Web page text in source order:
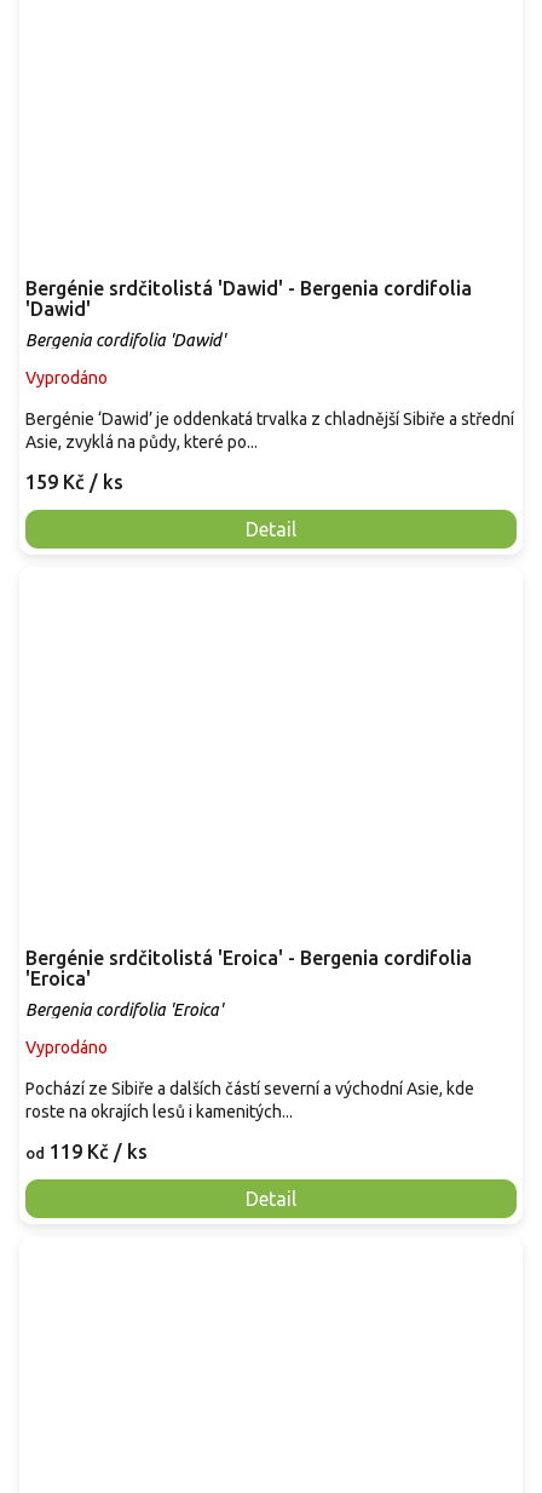
Bergénie srdčitolistá 'Dawid' - Bergenia cordifolia
'Dawid'
Bergenia cordifolia 'Dawid'
Vyprodáno
159 Kč / ks
Detail
Bergénie ‘Dawid’ je oddenkatá trvalka z chladnější Sibiře a střední
Asie, zvyklá na půdy, které po...
Bergénie srdčitolistá 'Eroica' - Bergenia cordifolia
'Eroica'
Bergenia cordifolia 'Eroica'
Vyprodáno
od 119 Kč / ks
Detail
Pochází ze Sibiře a dalších částí severní a východní Asie, kde
roste na okrajích lesů i kamenitých...